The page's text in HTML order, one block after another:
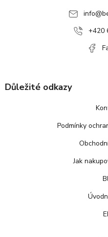
info@
+420
Důležité odkazy
Podmínky
Jak